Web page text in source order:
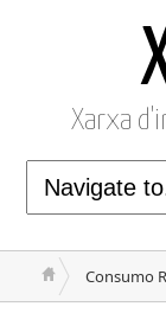
Xarxa
Consumo